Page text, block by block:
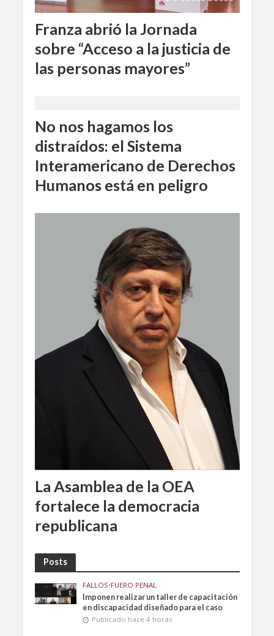
Franza abrió la Jornada
sobre “Acceso a la justicia de
las personas mayores”
No nos hagamos los
distraídos: el Sistema
Interamericano de Derechos
Humanos está en peligro
La Asamblea de la OEA
fortalece la democracia
republicana
Posts
FALLOS•FUERO PENAL
Imponen realizar un taller de capacitación
en discapacidad diseñado para el caso
Publicado hace 4 horas